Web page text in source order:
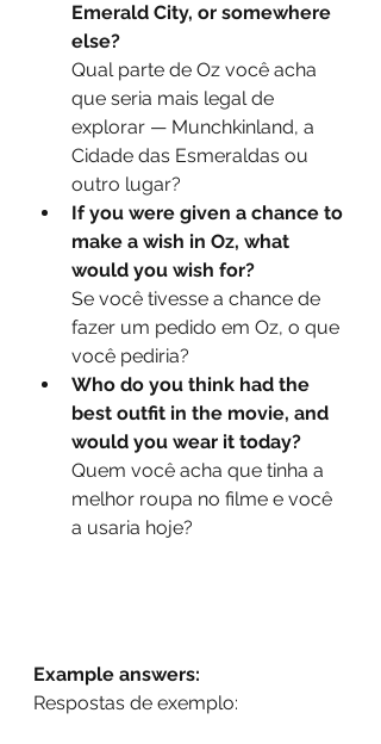
Emerald City, or somewhere
else?
Qual parte de Oz você acha
que seria mais legal de
explorar — Munchkinland, a
Cidade das Esmeraldas ou
outro lugar?
If you were given a chance to
make a wish in Oz, what
would you wish for?
Se você tivesse a chance de
fazer um pedido em Oz, o que
você pediria?
Who do you think had the
best outfit in the movie, and
would you wear it today?
Quem você acha que tinha a
melhor roupa no filme e você
a usaria hoje?
Example answers:
Respostas de exemplo: